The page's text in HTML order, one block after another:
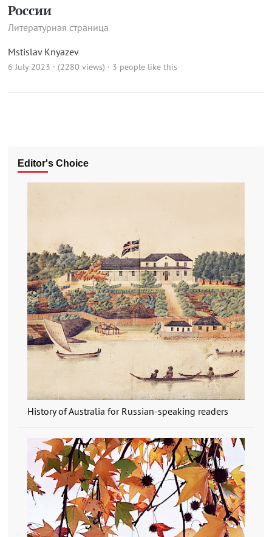
России
Литературная страница
Mstislav Knyazev
6 July 2023 · (2280 views) · 3 people like this
Editor's Choice
History of Australia for Russian-speaking readers